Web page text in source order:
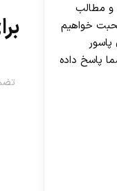
و مطالب
خواهیم
پاسخ داده